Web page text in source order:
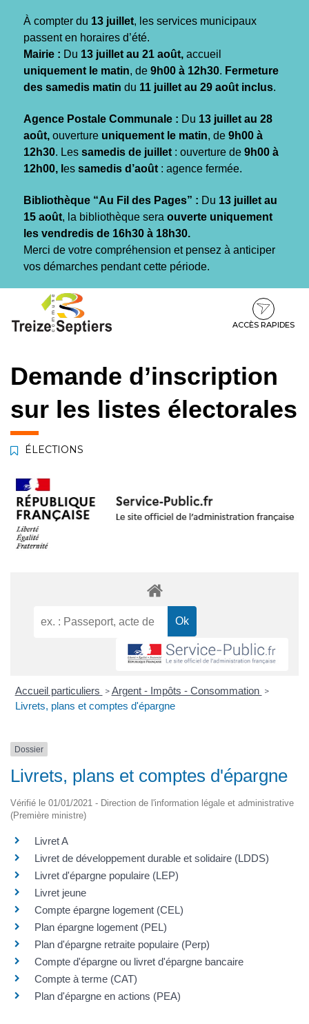
À compter du 13 juillet, les services municipaux
passent en horaires d’été.
Mairie : Du 13 juillet au 21 août, accueil
uniquement le matin, de 9h00 à 12h30. Fermeture
des samedis matin du 11 juillet au 29 août inclus.
Agence Postale Communale : Du 13 juillet au 28
août, ouverture uniquement le matin, de 9h00 à
12h30. Les samedis de juillet : ouverture de 9h00 à
12h00, l es samedis d’août : agence fermée.
Bibliothèque “Au Fil des Pages” : Du 13 juillet au
15 août, la bibliothèque sera ouverte uniquement
les vendredis de 16h30 à 18h30.
Merci de votre compréhension et pensez à anticiper
vos démarches pendant cette période.
contenu
pied
ACCÈS RAPIDES
Demande d’inscription
sur les listes électorales
ÉLECTIONS
Accueil particuliers > Argent - Impôts - Consommation >
Livrets, plans et comptes d'épargne
Dossier
Livrets, plans et comptes d'épargne
Vérifié le 01/01/2021 - Direction de l'information légale et administrative
(Première ministre)
Livret A
Livret de développement durable et solidaire (LDDS)
Livret d'épargne populaire (LEP)
Livret jeune
Compte épargne logement (CEL)
Plan épargne logement (PEL)
Plan d'épargne retraite populaire (Perp)
Compte d'épargne ou livret d'épargne bancaire
Compte à terme (CAT)
Plan d'épargne en actions (PEA)